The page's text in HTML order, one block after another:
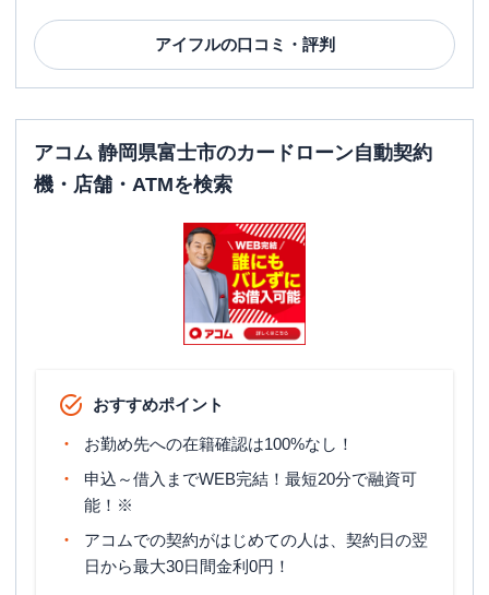
アイフルの口コミ・評判
アコム 静岡県富士市のカードローン自動契約
機・店舗・ATMを検索
おすすめポイント
お勤め先への在籍確認は100%なし！
申込～借入までWEB完結！最短20分で融資可
能！※
アコムでの契約がはじめての人は、契約日の翌
日から最大30日間金利0円！